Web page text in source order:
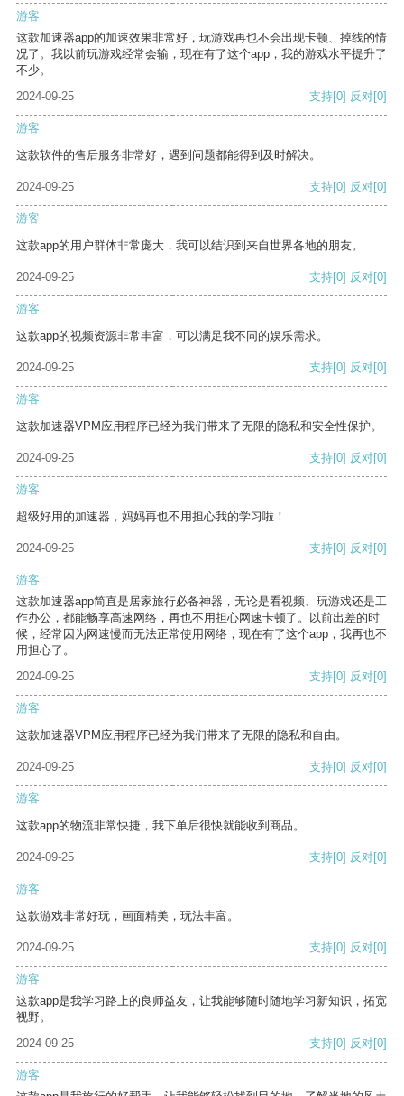
游客
这款加速器app的加速效果非常好，玩游戏再也不会出现卡顿、掉线的情
况了。我以前玩游戏经常会输，现在有了这个app，我的游戏水平提升了
不少。
2024-09-25
支持[0] 反对[0]
游客
这款软件的售后服务非常好，遇到问题都能得到及时解决。
2024-09-25 支持[0] 反对[0]
游客
这款app的用户群体非常庞大，我可以结识到来自世界各地的朋友。
2024-09-25 支持[0] 反对[0]
游客
这款app的视频资源非常丰富，可以满足我不同的娱乐需求。
2024-09-25 支持[0] 反对[0]
游客
这款加速器VPM应用程序已经为我们带来了无限的隐私和安全性保护。
2024-09-25 支持[0] 反对[0]
游客
超级好用的加速器，妈妈再也不用担心我的学习啦！
2024-09-25 支持[0] 反对[0]
游客
这款加速器app简直是居家旅行必备神器，无论是看视频、玩游戏还是工
作办公，都能畅享高速网络，再也不用担心网速卡顿了。以前出差的时
候，经常因为网速慢而无法正常使用网络，现在有了这个app，我再也不
用担心了。
2024-09-25
支持[0] 反对[0]
游客
这款加速器VPM应用程序已经为我们带来了无限的隐私和自由。
2024-09-25 支持[0] 反对[0]
游客
这款app的物流非常快捷，我下单后很快就能收到商品。
2024-09-25 支持[0] 反对[0]
游客
这款游戏非常好玩，画面精美，玩法丰富。
2024-09-25 支持[0] 反对[0]
游客
这款app是我学习路上的良师益友，让我能够随时随地学习新知识，拓宽
视野。
2024-09-25
支持[0] 反对[0]
游客